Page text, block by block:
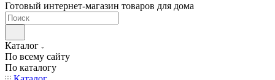
Готовый интернет-магазин товаров для дома
Каталог
По всему сайту
По каталогу